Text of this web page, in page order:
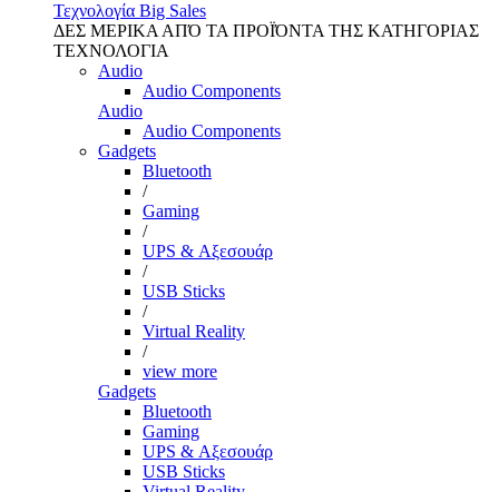
Τεχνολογία Big Sales
ΔΕΣ ΜΕΡΙΚΑ ΑΠΌ ΤΑ ΠΡΟΪΌΝΤΑ ΤΗΣ ΚΑΤΗΓΟΡΙΑΣ
ΤΕΧΝΟΛΟΓΙΑ
Audio
Audio Components
Audio
Audio Components
Gadgets
Bluetooth
/
Gaming
/
UPS & Αξεσουάρ
/
USB Sticks
/
Virtual Reality
/
view more
Gadgets
Bluetooth
Gaming
UPS & Αξεσουάρ
USB Sticks